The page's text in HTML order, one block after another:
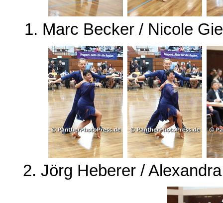
1. Marc Becker / Nicole
2. Jörg Heberer /